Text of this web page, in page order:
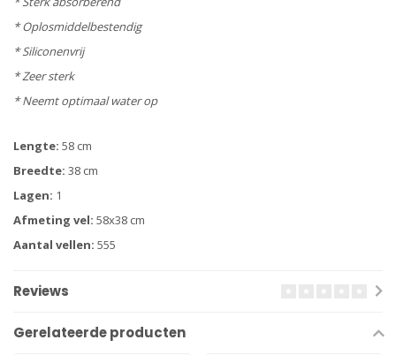
* Oplosmiddelbestendig
* Siliconenvrij
* Zeer sterk
* Neemt optimaal water op
Lengte: 58 cm
Breedte: 38 cm
Lagen: 1
Afmeting vel: 58x38 cm
Aantal vellen: 555
Reviews
Gerelateerde producten